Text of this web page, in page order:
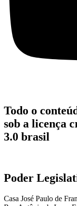
Todo o
sob a licença
3.0 brasil
Poder
Casa José Paulo de